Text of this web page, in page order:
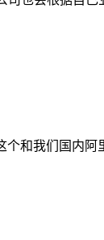
和我们国内